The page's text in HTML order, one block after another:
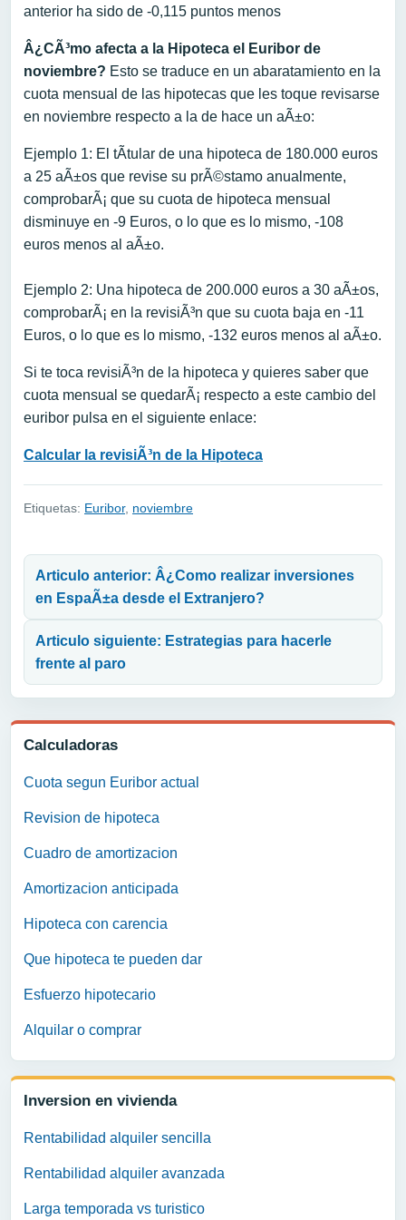
Calculadoras
Cuota segun Euribor actual
Revision de hipoteca
Cuadro de amortizacion
Amortizacion anticipada
Hipoteca con carencia
Que hipoteca te pueden dar
Esfuerzo hipotecario
Alquilar o comprar
Inversion en vivienda
Rentabilidad alquiler sencilla
Rentabilidad alquiler avanzada
Larga temporada vs turistico
anterior ha sido de -0,115 puntos menos
Â¿CÃ³mo afecta a la Hipoteca el Euribor de
noviembre? Esto se traduce en un abaratamiento en la
cuota mensual de las hipotecas que les toque revisarse
en noviembre respecto a la de hace un aÃ±o:
Ejemplo 1: El tÃ­tular de una hipoteca de 180.000 euros
a 25 aÃ±os que revise su prÃ©stamo anualmente,
comprobarÃ¡ que su cuota de hipoteca mensual
disminuye en -9 Euros, o lo que es lo mismo, -108
euros menos al aÃ±o.
Ejemplo 2: Una hipoteca de 200.000 euros a 30 aÃ±os,
comprobarÃ¡ en la revisiÃ³n que su cuota baja en -11
Euros, o lo que es lo mismo, -132 euros menos al aÃ±o.
Si te toca revisiÃ³n de la hipoteca y quieres saber que
cuota mensual se quedarÃ¡ respecto a este cambio del
euribor pulsa en el siguiente enlace:
Calcular la revisiÃ³n de la Hipoteca
Etiquetas: Euribor, noviembre
Articulo anterior: Â¿Como realizar inversiones
en EspaÃ±a desde el Extranjero?
Articulo siguiente: Estrategias para hacerle
frente al paro